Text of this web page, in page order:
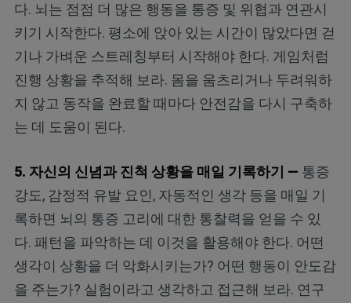
다. 뇌는 점점 더 많은 행동을 통증 및 위협과 연관시
키기 시작한다. 평소에 앉아 있는 시간이 많았다면 걷
기나 가벼운 스트레칭부터 시작해야 한다. 게임처럼
진행 상황을 추적해 보라. 몸을 움츠리거나 두려워하
지 않고 동작을 완료할 때마다 안전감을 다시 구축하
는 데 도움이 된다.
5. 자신의 신념과 진척 상황을 매일 기록하기 — 통증
강도, 감정적 유발 요인, 자동적인 생각 등을 매일 기
록하면 뇌의 통증 고리에 대한 통찰력을 얻을 수 있
다. 패턴을 파악하는 데 이것을 활용해야 한다. 어떤
생각이 상황을 더 악화시키는가? 어떤 행동이 안도감
을 주는가? 실험이라고 생각하고 접근해 보라. 연구